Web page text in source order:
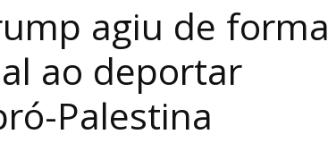
agiu de forma
ao deportar
Palestina